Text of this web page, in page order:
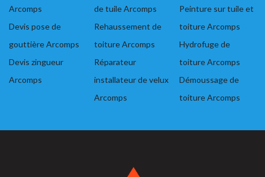
Arcomps
Devis pose de
gouttière Arcomps
Devis zingueur
Arcomps
de tuile Arcomps
Rehaussement de
toiture Arcomps
Réparateur
installateur de velux
Arcomps
Peinture sur tuile et
toiture Arcomps
Hydrofuge de
toiture Arcomps
Démoussage de
toiture Arcomps